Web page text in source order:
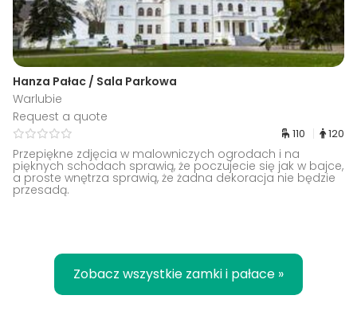
Hanza Pałac / Sala Parkowa
Warlubie
Request a quote
110 120
Przepiękne zdjęcia w malowniczych ogrodach i na
pięknych schodach sprawią, że poczujecie się jak w bajce,
a proste wnętrza sprawią, że żadna dekoracja nie będzie
przesadą.
Zobacz wszystkie zamki i pałace »